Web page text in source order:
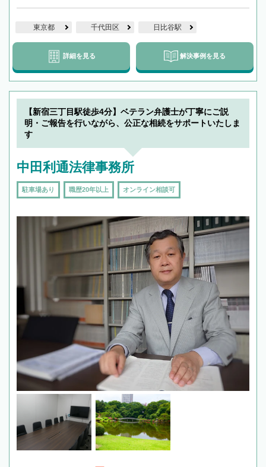
東京都 千代田区 日比谷駅
詳細を見る 解決事例を見る
【新宿三丁目駅徒歩4分】ベテラン弁護士が丁寧にご説
明・ご報告を行いながら、公正な相続をサポートいたしま
す
中田利通法律事務所
駐車場あり 職歴20年以上 オンライン相談可